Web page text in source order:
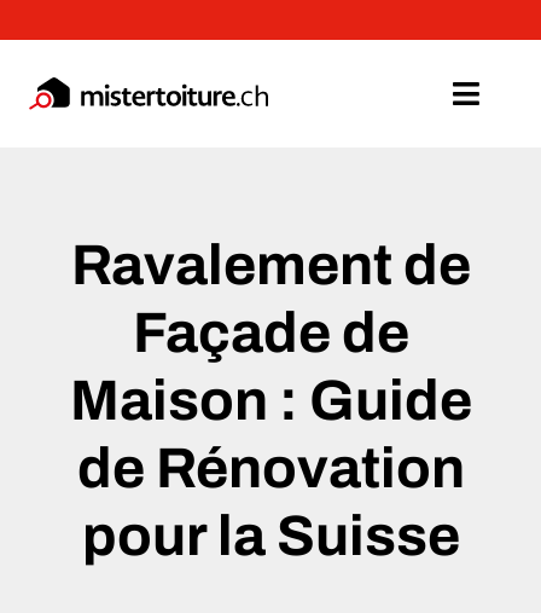
au
contenu
Façade
Menuiseries
Isolation
A propos
Devis Gratuit >
Ravalement de
Façade de
Maison : Guide
de Rénovation
pour la Suisse